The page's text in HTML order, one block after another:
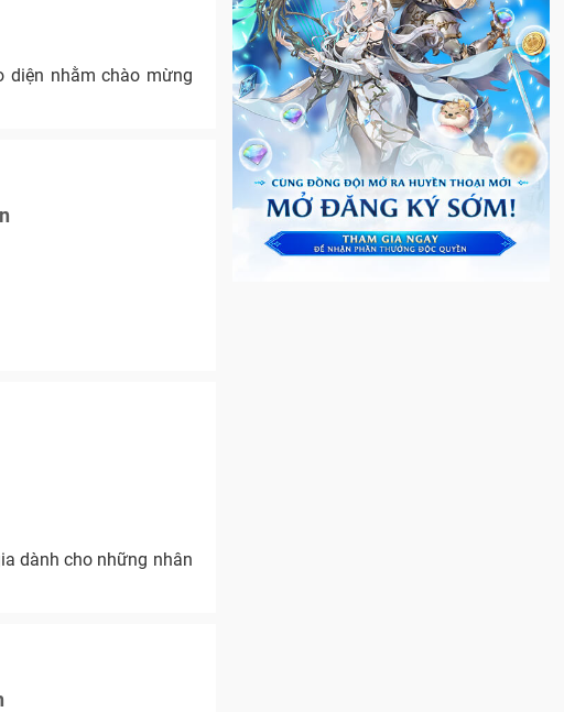
diện nhằm chào mừng
dành cho những nhân